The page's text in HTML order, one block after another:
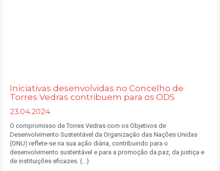
Iniciativas desenvolvidas no Concelho de
Torres Vedras contribuem para os ODS
23.04.2024
O compromisso de Torres Vedras com os Objetivos de
Desenvolvimento Sustentável da Organização das Nações Unidas
(ONU) reflete-se na sua ação diária, contribuindo para o
desenvolvimento sustentável e para a promoção da paz, da justiça e
de instituições eficazes. (...)